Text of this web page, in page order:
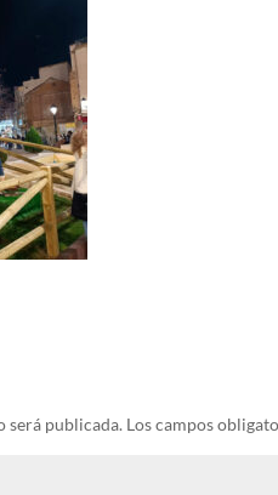
será publicada. Los campos